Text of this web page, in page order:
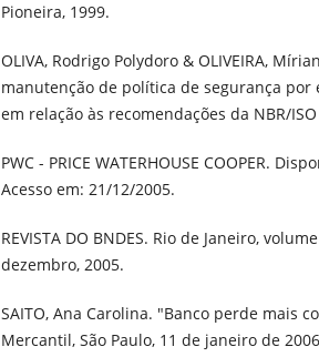
Pioneira, 1999.
OLIVA, Rodrigo Polydoro & OLIVEIRA,
manutenção de política de segurança por
em relação às recomendações da NBR/
PWC - PRICE WATERHOUSE COOPER.
Acesso em: 21/12/2005.
REVISTA DO BNDES. Rio de Janeiro,
dezembro, 2005.
SAITO, Ana Carolina. "Banco perde mais
Mercantil, São Paulo, 11 de janeiro de